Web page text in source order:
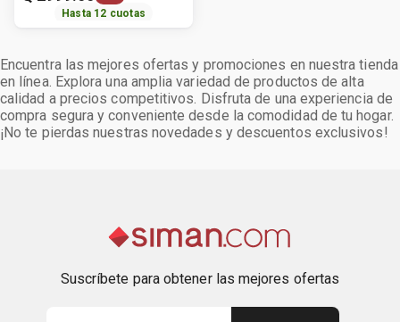
Hasta 12 cuotas
Encuentra las mejores ofertas y promociones en nuestra tienda
en línea. Explora una amplia variedad de productos de alta
calidad a precios competitivos. Disfruta de una experiencia de
compra segura y conveniente desde la comodidad de tu hogar.
¡No te pierdas nuestras novedades y descuentos exclusivos!
Suscríbete para obtener las mejores ofertas